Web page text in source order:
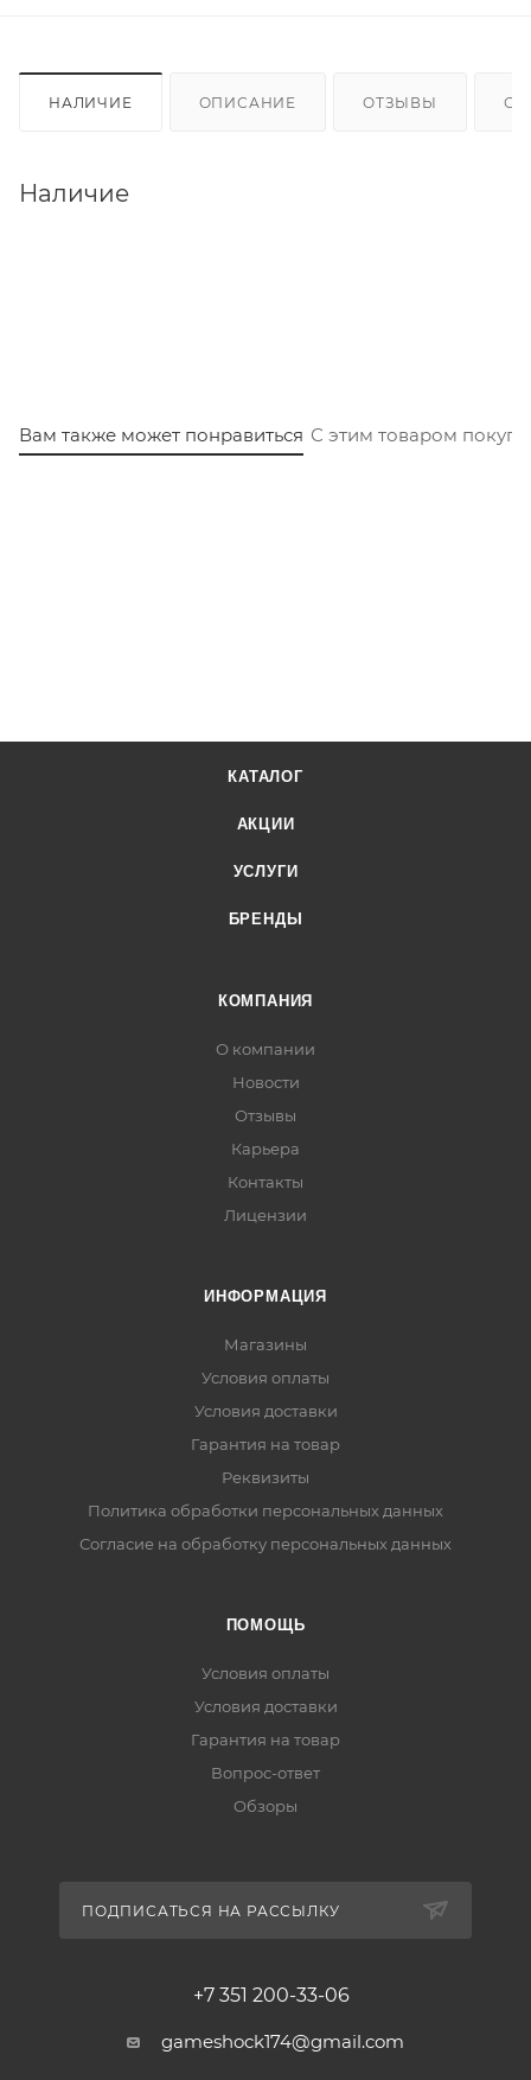
НАЛИЧИЕ ОПИСАНИЕ ОТЗЫВЫ
Наличие
Вам также может понравиться С этим товаром
КАТАЛОГ
АКЦИИ
УСЛУГИ
БРЕНДЫ
КОМПАНИЯ
О компании
Новости
Отзывы
Карьера
Контакты
Лицензии
ИНФОРМАЦИЯ
Магазины
Условия оплаты
Условия доставки
Гарантия на товар
Реквизиты
Политика обработки персональных данных
Согласие на обработку персональных данных
ПОМОЩЬ
Условия оплаты
Условия доставки
Гарантия на товар
Вопрос-ответ
Обзоры
ПОДПИСАТЬСЯ НА РАССЫЛКУ
+7 351 200-33-06
gameshock174@gmail.com